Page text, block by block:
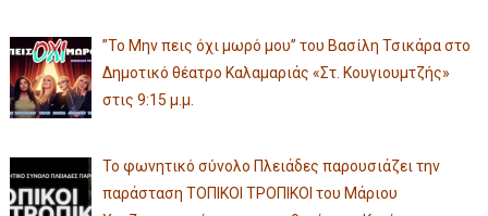
”Το Μην πεις όχι μωρό μου” του Βασίλη Τσικάρα στο
Δημοτικό θέατρο Καλαμαριάς «Στ. Κουγιουμτζής»
στις 9:15 μ.μ.
Το φωνητικό σύνολο Πλειάδες παρουσιάζει την
παράσταση ΤΟΠΙΚΟΙ ΤΡΟΠΙΚΟΙ του Μάριου